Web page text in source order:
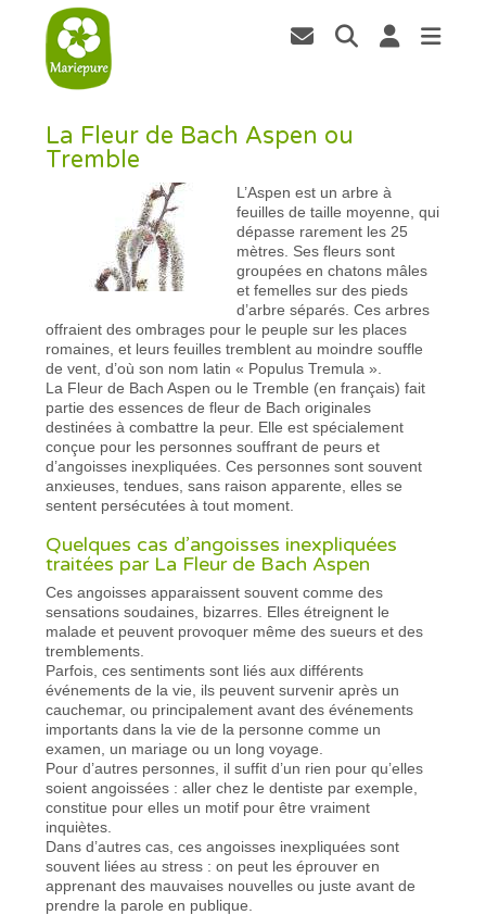
La Fleur de Bach Aspen ou
Tremble
L’Aspen est un arbre à
feuilles de taille moyenne, qui
dépasse rarement les 25
mètres. Ses fleurs sont
groupées en chatons mâles
et femelles sur des pieds
d’arbre séparés. Ces arbres
offraient des ombrages pour le peuple sur les places
romaines, et leurs feuilles tremblent au moindre souffle
de vent, d’où son nom latin « Populus Tremula ».
La Fleur de Bach Aspen ou le Tremble (en français) fait
partie des essences de fleur de Bach originales
destinées à combattre la peur. Elle est spécialement
conçue pour les personnes souffrant de peurs et
d’angoisses inexpliquées. Ces personnes sont souvent
anxieuses, tendues, sans raison apparente, elles se
sentent persécutées à tout moment.
Quelques cas d’angoisses inexpliquées
traitées par La Fleur de Bach Aspen
Ces angoisses apparaissent souvent comme des
sensations soudaines, bizarres. Elles étreignent le
malade et peuvent provoquer même des sueurs et des
tremblements.
Parfois, ces sentiments sont liés aux différents
événements de la vie, ils peuvent survenir après un
cauchemar, ou principalement avant des événements
importants dans la vie de la personne comme un
examen, un mariage ou un long voyage.
Pour d’autres personnes, il suffit d’un rien pour qu’elles
soient angoissées : aller chez le dentiste par exemple,
constitue pour elles un motif pour être vraiment
inquiètes.
Dans d’autres cas, ces angoisses inexpliquées sont
souvent liées au stress : on peut les éprouver en
apprenant des mauvaises nouvelles ou juste avant de
prendre la parole en publique.